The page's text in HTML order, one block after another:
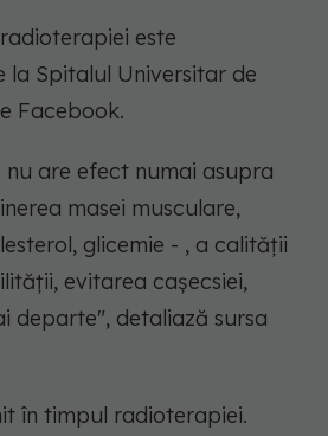
este
Spitalul Universitar de
Facebook.
are efect numai asupra
masei musculare,
glicemie - , a calității
evitarea cașecsiei,
departe", detaliază sursa
în timpul radioterapiei.